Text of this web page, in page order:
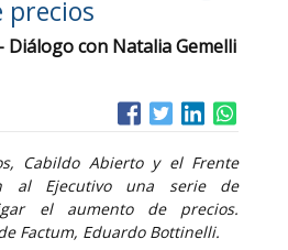
precios
con Natalia Gemelli
Cabildo Abierto y el Frente
al Ejecutivo una serie de
el aumento de precios.
Factum, Eduardo Bottinelli.